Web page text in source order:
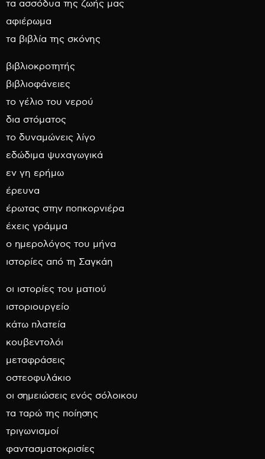
τα ασσόδυα της ζωής μας
αφιέρωμα
τα βιβλία της σκόνης
βιβλιοκροτητής
βιβλιοφάνειες
το γέλιο του νερού
δια στόματος
το δυναμώνεις λίγο
εδώδιμα ψυχαγωγικά
εν γη ερήμω
έρευνα
έρωτας στην ποπκορνιέρα
έχεις γράμμα
ο ημερολόγος του μήνα
ιστορίες από τη Σαγκάη
οι ιστορίες του ματιού
ιστοριουργείο
κάτω πλατεία
κουβεντολόι
μεταφράσεις
οστεοφυλάκιο
οι σημειώσεις ενός σόλοικου
τα ταρώ της ποίησης
τριγωνισμοί
φαντασματοκρισίες